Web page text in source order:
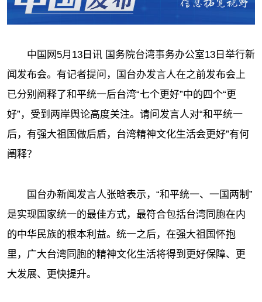
中国网5月13日讯 国务院台湾事务办公室13日举行新
闻发布会。有记者提问，国台办发言人在之前发布会上
已分别阐释了和平统一后台湾“七个更好”中的四个“更
好”，受到两岸舆论高度关注。请问发言人对“和平统一
后，有强大祖国做后盾，台湾精神文化生活会更好”有何
阐释？
国台办新闻发言人张晗表示， “和平统一、一国两制”
是实现国家统一的最佳方式，最符合包括台湾同胞在内
的中华民族的根本利益。统一之后，在强大祖国怀抱
里，广大台湾同胞的精神文化生活将得到更好保障、更
大发展、更快提升。